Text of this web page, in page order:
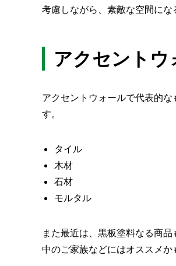
考慮しながら、素敵な空間にな
アクセントウ
アクセントウォールで代表的
す。
タイル
木材
石材
モルタル
また最近は、黒板塗料なる商
中のご家族などにはオススメか